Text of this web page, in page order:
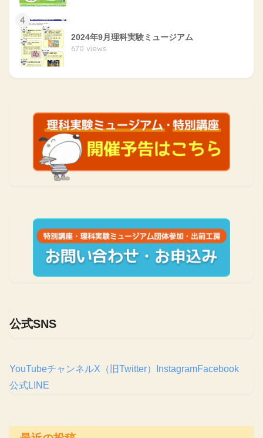
4
2024年9月理科実験ミュージアム
670 views
公式SNS
YouTubeチャンネルX（旧Twitter） InstagramFacebook
公式LINE